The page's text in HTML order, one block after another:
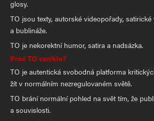
glosy.
TO jsou texty, autorské videopořady,
a bublináže.
TO je nekorektní humor, satira a nadsázka.
Proč TO vzniklo?
TO je autentická svobodná platforma
žít v normálním nezregulovaném světě.
TO brání normální pohled na svět tím, že
a souvislosti.